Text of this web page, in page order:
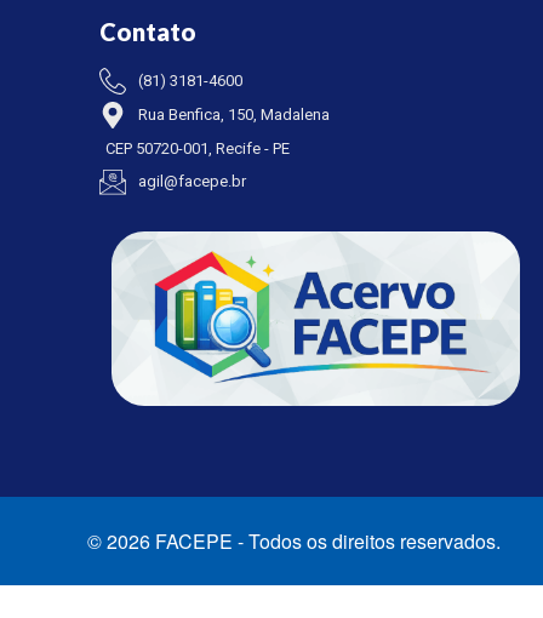
Contato
(81) 3181-4600
Rua Benfica, 150, Madalena
CEP 50720-001, Recife - PE
agil@facepe.br
© 2026 FACEPE - Todos os direitos reservados.